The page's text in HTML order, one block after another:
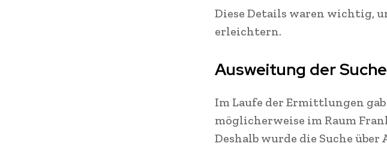
Diese Details waren wichtig,
erleichtern.
Ausweitung der
Im Laufe der Ermittlungen
möglicherweise im Raum
Deshalb wurde die Suche